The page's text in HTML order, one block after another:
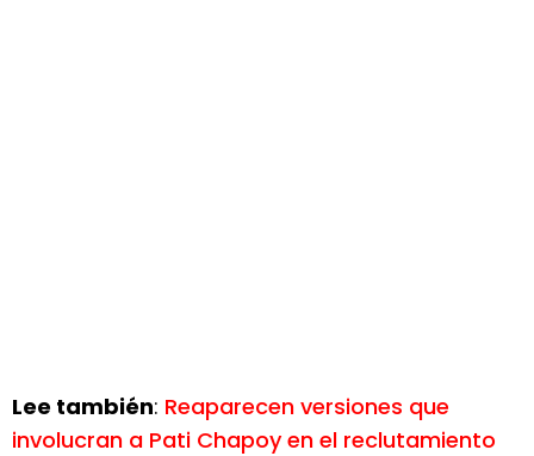
Lee también: Reaparecen versiones que
involucran a Pati Chapoy en el reclutamiento